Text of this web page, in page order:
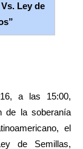
Ley de
a las 15:00,
de la soberanía
el
de Semillas,